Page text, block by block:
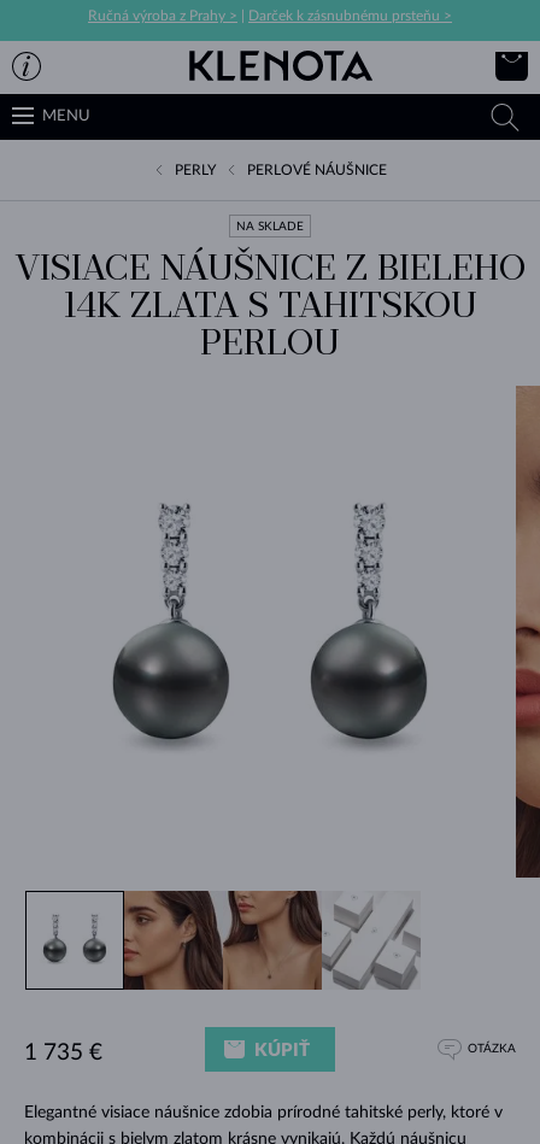
Ručná výroba z Prahy > Darček k zásnubnému prsteňu >
MENU
PERLY PERLOVÉ NÁUŠNICE
NA SKLADE
VISIACE NÁUŠNICE Z BIELEHO
14K ZLATA S TAHITSKOU
PERLOU
Elegantné visiace náušnice zdobia prírodné tahitské perly, ktoré v
kombinácii s bielym zlatom krásne vynikajú. Každú náušnicu
1 735 € KÚPIŤ OTÁZKA